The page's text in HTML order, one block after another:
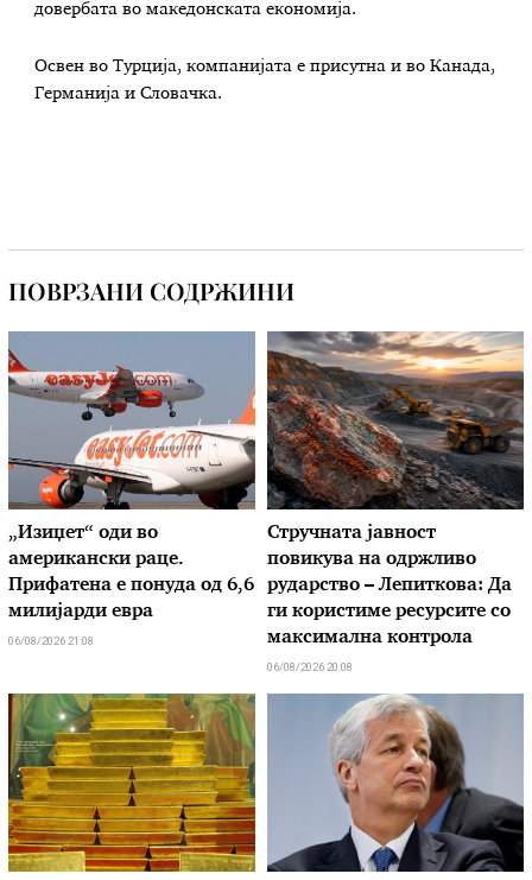
довербата во македонската економија.
Освен во Турција, компанијата е присутна и во Канада,
Германија и Словачка.
ПОВРЗАНИ СОДРЖИНИ
„Изиџет“ оди во
американски раце.
Прифатена е понуда од 6,6
милијарди евра
06/08/2026 21:08
Стручната јавност
повикува на одржливо
рударство – Лепиткова: Да
ги користиме ресурсите со
максимална контрола
06/08/2026 20:08